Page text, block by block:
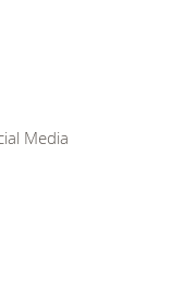
Media